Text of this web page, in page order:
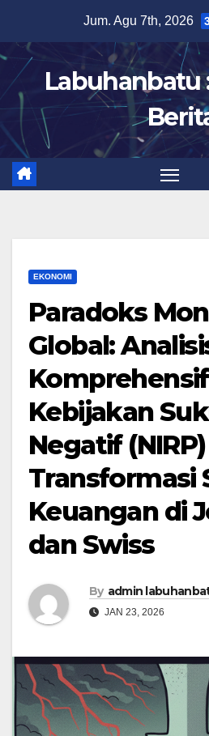
content
Jum. Agu 7th, 2026
Labuhanbatu
EKONOMI
Paradoks
Global:
Komprehensif
Kebijakan
Negatif
Transformasi
Keuangan di
dan Swiss
By admin
JAN 23, 2026